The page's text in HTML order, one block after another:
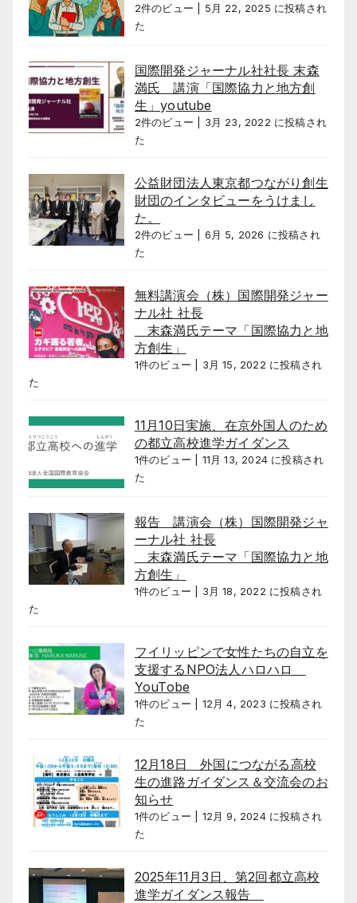
2件のビュー
5月 22, 2025 に投稿され
た
国際開発ジャーナル社社長 末森
満氏 講演「国際協力と地方創
生」youtube
2件のビュー
3月 23, 2022 に投稿され
た
公益財団法人東京都つながり創生
財団のインタビューをうけまし
た。
2件のビュー
6月 5, 2026 に投稿され
た
無料講演会（株）国際開発ジャー
ナル社 社長
末森満氏テーマ「国際協力と地
方創生」
1件のビュー
3月 15, 2022 に投稿され
た
11月10日実施、在京外国人のため
の都立高校進学ガイダンス
1件のビュー
11月 13, 2024 に投稿され
た
報告 講演会（株）国際開発ジャ
ーナル社 社長
末森満氏テーマ「国際協力と地
方創生」
1件のビュー
3月 18, 2022 に投稿され
た
フイリッピンで女性たちの自立を
支援するNPO法人ハロハロ
YouTobe
1件のビュー
12月 4, 2023 に投稿され
た
12月18日 外国につながる高校
生の進路ガイダンス＆交流会のお
知らせ
1件のビュー
12月 9, 2024 に投稿され
た
2025年11月3日、第2回都立高校
進学ガイダンス報告